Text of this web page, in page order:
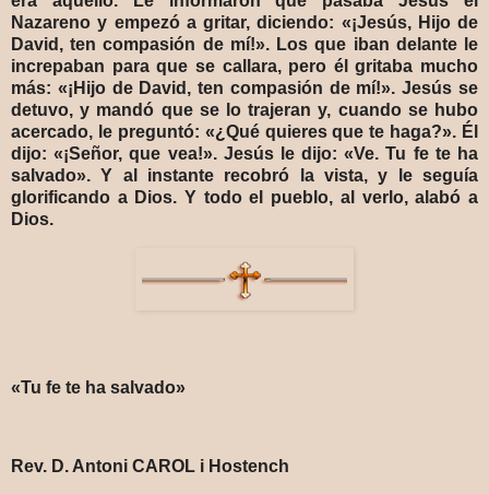
Nazareno y empezó a gritar, diciendo: «¡Jesús, Hijo de
David, ten compasión de mí!». Los que iban delante le
increpaban para que se callara, pero él gritaba mucho
más: «¡Hijo de David, ten compasión de mí!». Jesús se
detuvo, y mandó que se lo trajeran y, cuando se hubo
acercado, le preguntó: «¿Qué quieres que te haga?». Él
dijo: «¡Señor, que vea!». Jesús le dijo: «Ve. Tu fe te ha
salvado». Y al instante recobró la vista, y le seguía
glorificando a Dios. Y todo el pueblo, al verlo, alabó a
Dios.
«Tu fe te ha salvado»
Rev. D. Antoni CAROL i Hostench